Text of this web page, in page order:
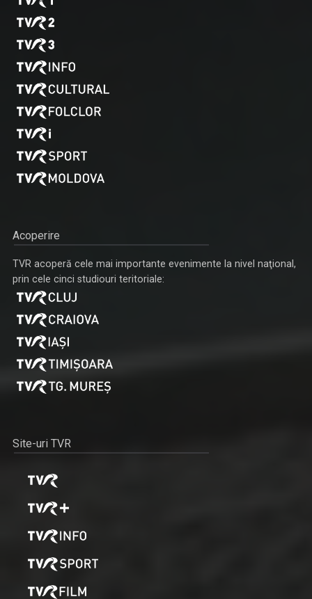
KALIMERA
Emisiunea își propune să găsească și să le ...
De peste zece ani, „Cap compas” este o ...
PESCAR HOINAR
Fiecare episod al seriei „Pescar hoinar” este ...
ȘTEFAN STOICA
Ștefan Stoica este pasionat de pescuit, natură ...
Acoperire
TVR acoperă cele mai importante evenimente la nivel naţional,
prin cele cinci studiouri teritoriale:
Site-uri TVR